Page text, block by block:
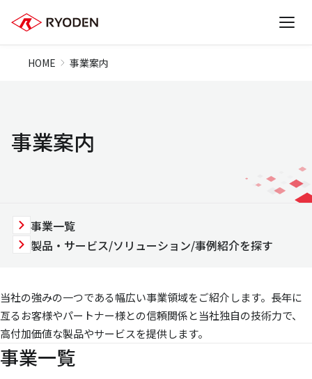
HOME 事業案内
事業案内
事業一覧
製品・サービス/ソリューション/事例紹介を探す
当社の強みの一つである幅広い事業領域をご紹介します。長年に
亙るお客様やパートナー様との信頼関係と当社独自の技術力で、
高付加価値な製品やサービスを提供します。
事業一覧